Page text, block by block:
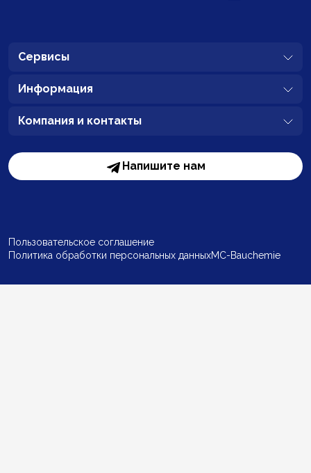
Сервисы
Информация
Компания и контакты
Напишите нам
Пользовательское соглашение
Политика обработки персональных данныхMC-Bauchemie